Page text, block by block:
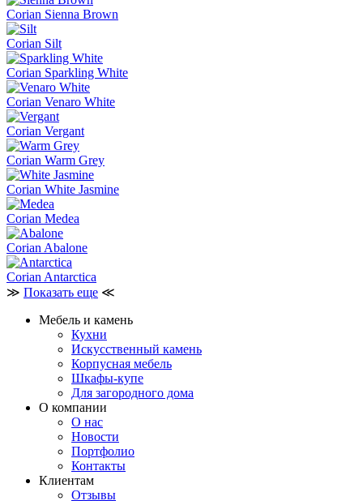
Corian Sienna Brown
Corian Silt
Corian Sparkling White
Corian Venaro White
Corian Vergant
Corian Warm Grey
Corian White Jasmine
Corian Medea
Corian Abalone
Corian Antarctica
≫ Показать еще ≪
Мебель и камень
Кухни
Искусственный камень
Корпусная мебель
Шкафы-купе
Для загородного дома
О компании
О нас
Новости
Портфолио
Контакты
Клиентам
Отзывы